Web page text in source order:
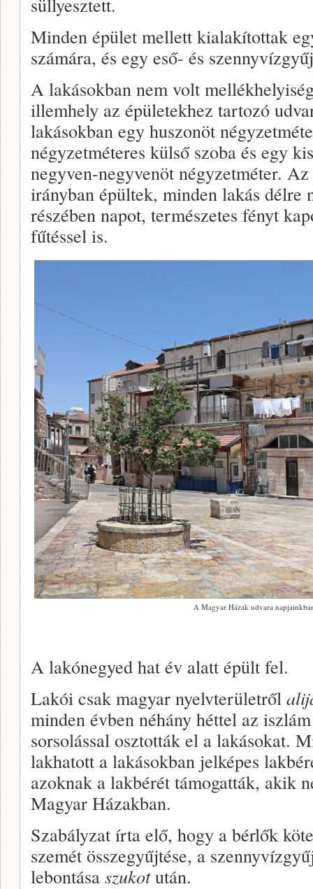
Minden épület mellett kialakítottak
számára, és egy eső- és
A lakásokban nem volt
illemhely az épületekhez tartozó
lakásokban egy huszonöt
négyzetméteres külső szoba és egy
negyven-negyvenöt négyzetméter.
irányban épültek, minden lakás délre
részében napot, természetes fényt
fűtéssel is.
A Magyar Házak udvara
A lakónegyed hat év alatt épült fel.
Lakói csak magyar nyelvterületről
minden évben néhány héttel az
sorsolással osztották el a lakásokat.
lakhatott a lakásokban jelképes
azoknak a lakbérét támogatták, akik
Magyar Házakban.
Szabályzat írta elő, hogy a bérlők
szemét összegyűjtése, a
lebontása szukotután.